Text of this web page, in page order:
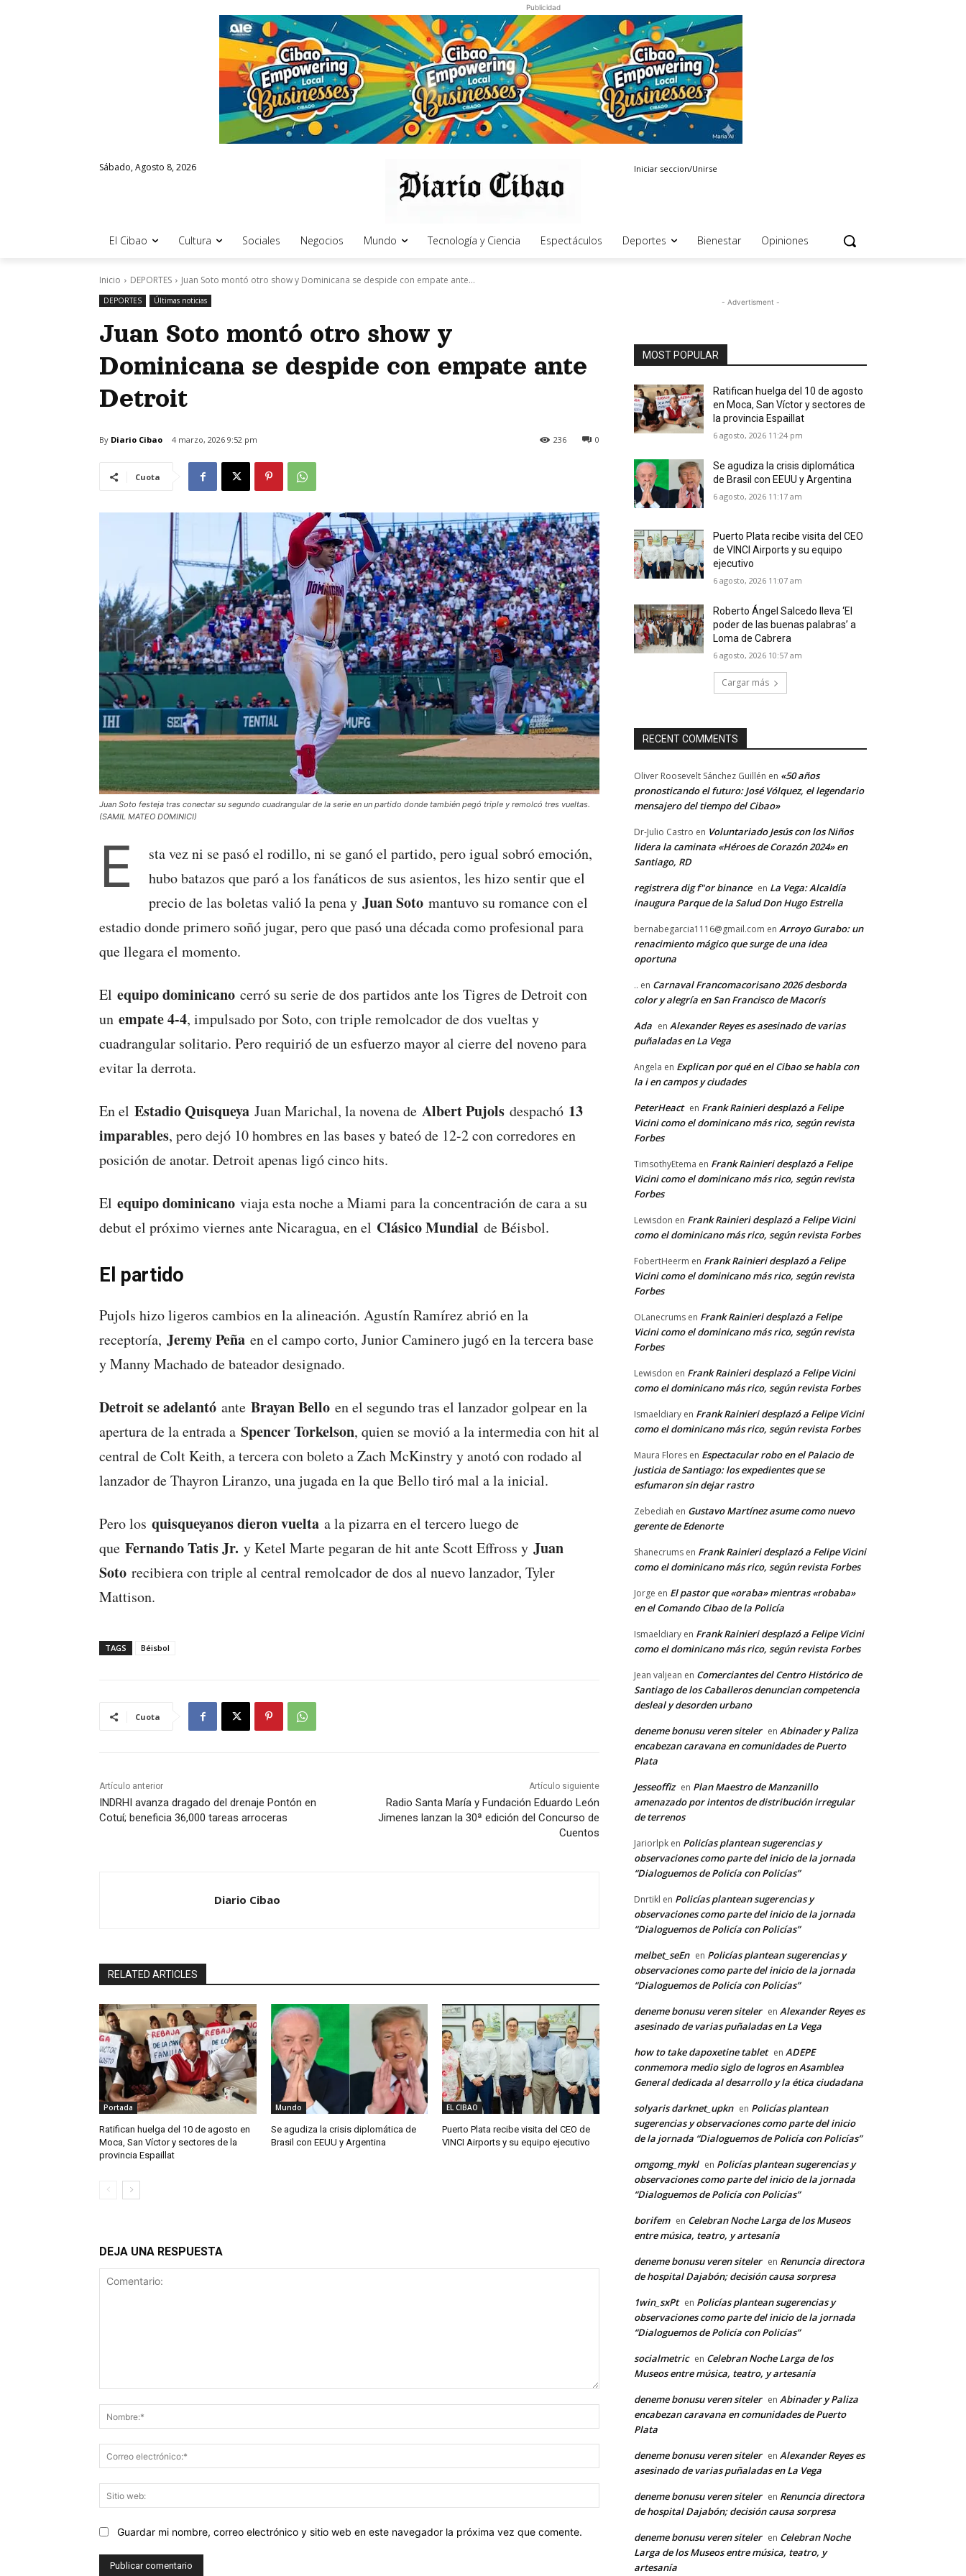
Publicidad
Sábado, Agosto 8, 2026 Iniciar seccion/Unirse
El Cibao Cultura Sociales Negocios Mundo Tecnología y Ciencia Espectáculos Deportes Bienestar Opiniones
Inicio DEPORTES Juan Soto montó otro show y Dominicana se despide con empate ante...
DEPORTES Últimas noticias
Juan Soto montó otro show y
Dominicana se despide con empate ante
Detroit
By Diario Cibao 4 marzo, 2026 9:52 pm 0
236
Cuota
Juan Soto festeja tras conectar su segundo cuadrangular de la serie en un partido donde también pegó triple y remolcó tres vueltas.
(SAMIL MATEO DOMINICI)
E
sta vez ni se pasó el rodillo, ni se ganó el partido, pero igual sobró emoción,
hubo batazos que paró a los fanáticos de sus asientos, les hizo sentir que el
precio de las boletas valió la pena y Juan Soto mantuvo su romance con el
estadio donde primero soñó jugar, pero que pasó una década como profesional para
que llegara el momento.
El equipo dominicano cerró su serie de dos partidos ante los Tigres de Detroit con
un empate 4-4, impulsado por Soto, con triple remolcador de dos vueltas y
cuadrangular solitario. Pero requirió de un esfuerzo mayor al cierre del noveno para
evitar la derrota.
En el Estadio Quisqueya Juan Marichal, la novena de Albert Pujols despachó 13
imparables, pero dejó 10 hombres en las bases y bateó de 12-2 con corredores en
posición de anotar. Detroit apenas ligó cinco hits.
El equipo dominicano viaja esta noche a Miami para la concentración de cara a su
debut el próximo viernes ante Nicaragua, en el Clásico Mundial de Béisbol.
El partido
Pujols hizo ligeros cambios en la alineación. Agustín Ramírez abrió en la
receptoría, Jeremy Peña en el campo corto, Junior Caminero jugó en la tercera base
y Manny Machado de bateador designado.
Detroit se adelantó ante Brayan Bello en el segundo tras el lanzador golpear en la
apertura de la entrada a Spencer Torkelson, quien se movió a la intermedia con hit al
central de Colt Keith, a tercera con boleto a Zach McKinstry y anotó con rodado al
lanzador de Thayron Liranzo, una jugada en la que Bello tiró mal a la inicial.
Pero los quisqueyanos dieron vuelta a la pizarra en el tercero luego de
que Fernando Tatis Jr. y Ketel Marte pegaran de hit ante Scott Effross y Juan
Soto recibiera con triple al central remolcador de dos al nuevo lanzador, Tyler
Mattison.
TAGS Béisbol
Cuota
Artículo anterior
INDRHI avanza dragado del drenaje Pontón en
Cotuí; beneficia 36,000 tareas arroceras
Artículo siguiente
Radio Santa María y Fundación Eduardo León
Jimenes lanzan la 30ª edición del Concurso de
Cuentos
Diario Cibao
RELATED ARTICLES
Portada
Ratifican huelga del 10 de agosto en
Moca, San Víctor y sectores de la
provincia Espaillat
Mundo
Se agudiza la crisis diplomática de
Brasil con EEUU y Argentina
EL CIBAO
Puerto Plata recibe visita del CEO de
VINCI Airports y su equipo ejecutivo
DEJA UNA RESPUESTA
Nombre:*
electrónico:*
web:
Guardar mi nombre, correo electrónico y sitio web en este navegador la próxima vez que comente.
- Advertisment -
MOST POPULAR
Ratifican huelga del 10 de agosto
en Moca, San Víctor y sectores de
la provincia Espaillat
6 agosto, 2026 11:24 pm
Se agudiza la crisis diplomática
de Brasil con EEUU y Argentina
6 agosto, 2026 11:17 am
Puerto Plata recibe visita del CEO
de VINCI Airports y su equipo
ejecutivo
6 agosto, 2026 11:07 am
Roberto Ángel Salcedo lleva ‘El
poder de las buenas palabras’ a
Loma de Cabrera
6 agosto, 2026 10:57 am
Cargar más
RECENT COMMENTS
Oliver Roosevelt Sánchez Guillén en «50 años
pronosticando el futuro: José Vólquez, el legendario
mensajero del tiempo del Cibao»
Dr-Julio Castro en Voluntariado Jesús con los Niños
lidera la caminata «Héroes de Corazón 2024» en
Santiago, RD
registrera dig f"or binance en La Vega: Alcaldía
inaugura Parque de la Salud Don Hugo Estrella
bernabegarcia1116@gmail.com en Arroyo Gurabo: un
renacimiento mágico que surge de una idea
oportuna
.. en Carnaval Francomacorisano 2026 desborda
color y alegría en San Francisco de Macorís
Ada en Alexander Reyes es asesinado de varias
puñaladas en La Vega
Angela en Explican por qué en el Cibao se habla con
la i en campos y ciudades
PeterHeact en Frank Rainieri desplazó a Felipe
Vicini como el dominicano más rico, según revista
Forbes
TimsothyEtema en Frank Rainieri desplazó a Felipe
Vicini como el dominicano más rico, según revista
Forbes
Lewisdon en Frank Rainieri desplazó a Felipe Vicini
como el dominicano más rico, según revista Forbes
FobertHeerm en Frank Rainieri desplazó a Felipe
Vicini como el dominicano más rico, según revista
Forbes
OLanecrums en Frank Rainieri desplazó a Felipe
Vicini como el dominicano más rico, según revista
Forbes
Lewisdon en Frank Rainieri desplazó a Felipe Vicini
como el dominicano más rico, según revista Forbes
Ismaeldiary en Frank Rainieri desplazó a Felipe Vicini
como el dominicano más rico, según revista Forbes
Maura Flores en Espectacular robo en el Palacio de
justicia de Santiago: los expedientes que se
esfumaron sin dejar rastro
Zebediah en Gustavo Martínez asume como nuevo
gerente de Edenorte
Shanecrums en Frank Rainieri desplazó a Felipe Vicini
como el dominicano más rico, según revista Forbes
Jorge en El pastor que «oraba» mientras «robaba»
en el Comando Cibao de la Policía
Ismaeldiary en Frank Rainieri desplazó a Felipe Vicini
como el dominicano más rico, según revista Forbes
Jean valjean en Comerciantes del Centro Histórico de
Santiago de los Caballeros denuncian competencia
desleal y desorden urbano
deneme bonusu veren siteler en Abinader y Paliza
encabezan caravana en comunidades de Puerto
Plata
Jesseoffiz en Plan Maestro de Manzanillo
amenazado por intentos de distribución irregular
de terrenos
Jariorlpk en Policías plantean sugerencias y
observaciones como parte del inicio de la jornada
“Dialoguemos de Policía con Policías”
Dnrtikl en Policías plantean sugerencias y
observaciones como parte del inicio de la jornada
“Dialoguemos de Policía con Policías”
melbet_seEn en Policías plantean sugerencias y
observaciones como parte del inicio de la jornada
“Dialoguemos de Policía con Policías”
deneme bonusu veren siteler en Alexander Reyes es
asesinado de varias puñaladas en La Vega
how to take dapoxetine tablet en ADEPE
conmemora medio siglo de logros en Asamblea
General dedicada al desarrollo y la ética ciudadana
solyaris darknet_upkn en Policías plantean
sugerencias y observaciones como parte del inicio
de la jornada “Dialoguemos de Policía con Policías”
omgomg_mykl en Policías plantean sugerencias y
observaciones como parte del inicio de la jornada
“Dialoguemos de Policía con Policías”
borifem en Celebran Noche Larga de los Museos
entre música, teatro, y artesanía
deneme bonusu veren siteler en Renuncia directora
de hospital Dajabón; decisión causa sorpresa
1win_sxPt en Policías plantean sugerencias y
observaciones como parte del inicio de la jornada
“Dialoguemos de Policía con Policías”
socialmetric en Celebran Noche Larga de los
Museos entre música, teatro, y artesanía
deneme bonusu veren siteler en Abinader y Paliza
encabezan caravana en comunidades de Puerto
Plata
deneme bonusu veren siteler en Alexander Reyes es
asesinado de varias puñaladas en La Vega
deneme bonusu veren siteler en Renuncia directora
de hospital Dajabón; decisión causa sorpresa
deneme bonusu veren siteler en Celebran Noche
Larga de los Museos entre música, teatro, y
artesanía